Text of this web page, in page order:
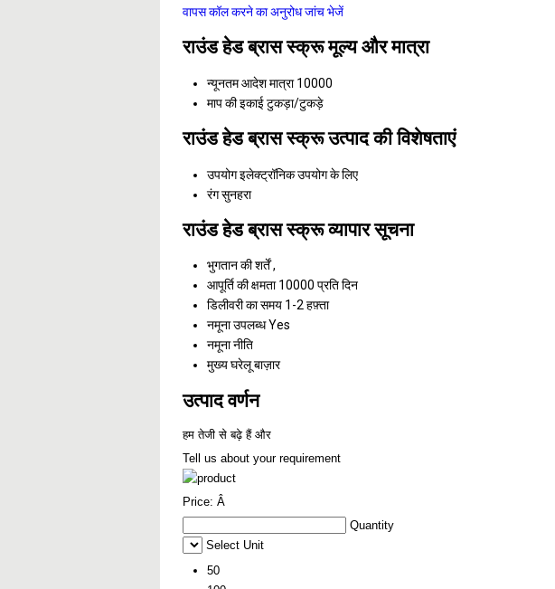
वापस कॉल करने का अनुरोधजांच भेजें
राउंड हेड ब्रास स्क्रू मूल्य और मात्रा
न्यूनतम आदेश मात्रा 10000
माप की इकाईटुकड़ा/टुकड़े
राउंड हेड ब्रास स्क्रू उत्पाद की विशेषताएं
उपयोगइलेक्ट्रॉनिक उपयोग के लिए
रंगसुनहरा
राउंड हेड ब्रास स्क्रू व्यापार सूचना
भुगतान की शर्तें,
आपूर्ति की क्षमता 10000 प्रति दिन
डिलीवरी का समय 1-2 हफ़्ता
नमूना उपलब्धYes
नमूना नीति
मुख्य घरेलू बाज़ार
उत्पाद वर्णन
हम तेजी से बढ़े हैं और
Tell us about your requirement
Price: Â
Quantity
Select Unit
50